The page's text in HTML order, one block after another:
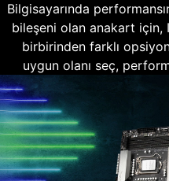
Bilgisayarında
bileşeni olan anakart için,
birbirinden farklı
uygun olanı seç,